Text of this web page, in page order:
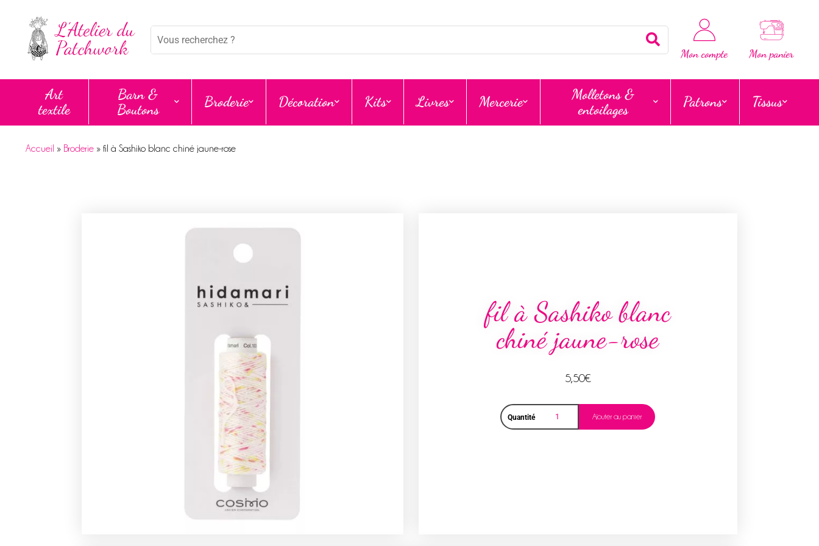
Mots
Rechercher
Mon compte Mon panier
Art
textile
Barn &
Boutons
Broderie Décoration Kits Livres Mercerie
Molletons &
entoilages
Patrons Tissus
Accueil » Broderie » fil à Sashiko blanc chiné jaune-rose
fil à Sashiko blanc
chiné jaune-rose
5,50€
Quantité Ajouter au panier